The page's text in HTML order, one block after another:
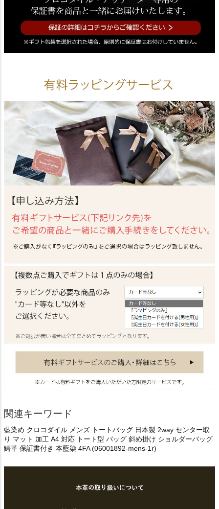
関連キーワード
藍染め クロコダイル メンズ トートバッグ 日本製 2way センター取
り マット 加工 A4 対応 トート型 バッグ 斜め掛け ショルダーバッグ
鰐革 保証書付き 本藍染 4FA (06001892-mens-1r)